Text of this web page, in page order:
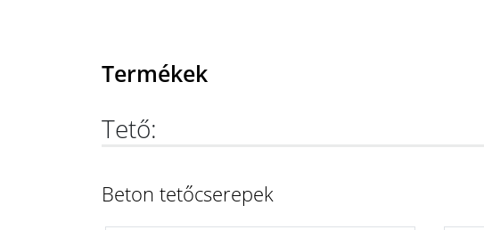
Termékek
Tető:
Beton tetőcserepek